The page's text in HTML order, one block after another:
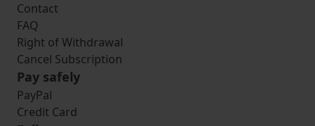
Contact
FAQ
Right of Withdrawal
Cancel Subscription
Pay safely
PayPal
Credit Card